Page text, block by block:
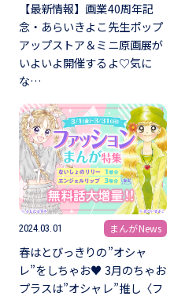
【最新情報】画業40周年記
念・あらいきよこ先生ポップ
アップストア＆ミニ原画展が
いよいよ開催するよ♡気に
な…
2024.03.01 まんがNews
春はとびっきりの”オシャ
レ”をしちゃお♥ 3月のちゃお
プラスは”オシャレ”推し〈フ